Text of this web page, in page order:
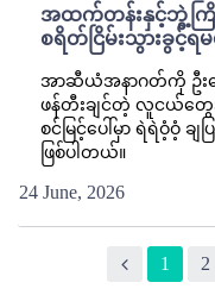
အထက်တန်းနှင့်ဘွဲ့က
စရိတ်ငြိမ်းသွားခွင့်ရ
အာဆီယံအနာဂတ်ကို ဦးဆ
ဖန်တီးချင်တဲ့ လူငယ်တွ
စင်မြင့်ပေါ်မှာ ရဲရဲဝံ့ဝံ့ ခ
ဖြစ်ပါတယ်။
24 June, 2026
1 2